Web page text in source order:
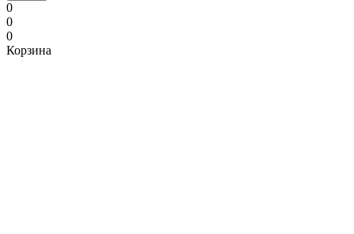
0
0
0
Корзина